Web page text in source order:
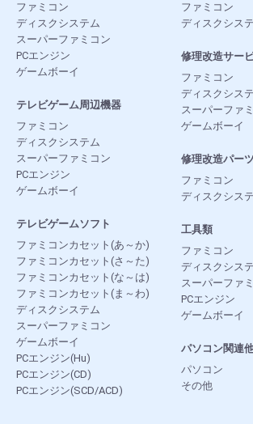
ファミコン
ディスクシステム
スーパーファミコン
PCエンジン
ゲームボーイ
テレビゲーム周辺機器
ファミコン
ディスクシステム
スーパーファミコン
PCエンジン
ゲームボーイ
テレビゲームソフト
ファミコンカセット(あ～か)
ファミコンカセット(さ～た)
ファミコンカセット(な～は)
ファミコンカセット(ま～わ)
ディスクシステム
スーパーファミコン
ゲームボーイ
PCエンジン(Hu)
PCエンジン(CD)
PCエンジン(SCD/ACD)
ファミコン
ディスクシス
修理改造サー
ファミコン
ディスクシス
スーパーファ
ゲームボーイ
修理改造パーツ
ファミコン
ディスクシス
工具類
ファミコン
ディスクシス
スーパーファ
PCエンジン
ゲームボーイ
パソコン関連
パソコン
その他